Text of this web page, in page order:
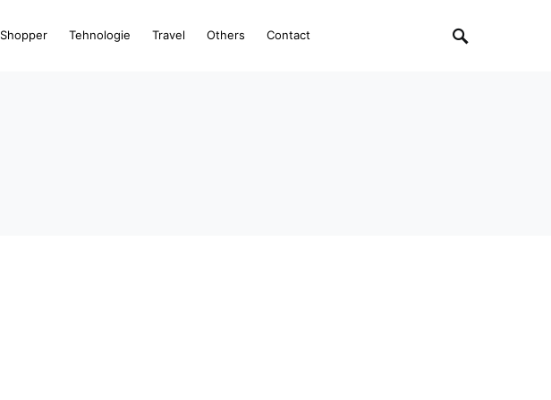
Shopper Tehnologie Travel Others Contact